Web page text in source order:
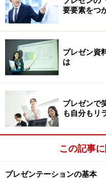
みるのも1つの手です。
笑っちゃうことって、あ
り入れてやり、自分をリ
す。
しかし、この方法はその
り自分を追い込む恐れが
れません。
3.聞き手が全員「
が、それはあまり良く
要要素をつ
プレゼン資
は
プレゼンで
も自分もリ
この記事
プレゼンテーションの基本